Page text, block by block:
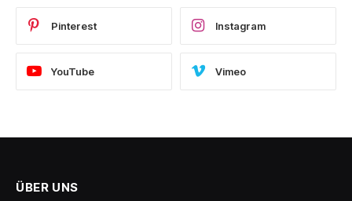
Pinterest Instagram
YouTube Vimeo
ÜBER UNS